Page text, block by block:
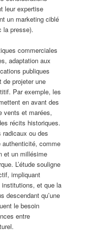
leur expertise
un marketing ciblé
la presse).
commerciales
adaptation aux
publiques
de projeter une
Par exemple, les
en avant des
vents et marées,
récits historiques.
ou des
comme
et un millésime
L’étude souligne
impliquant
et que la
descendant qu’une
le besoin
entre